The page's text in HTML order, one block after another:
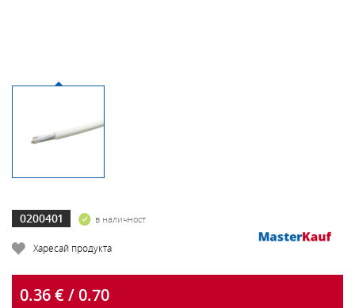
0200401 в наличност
Харесай продукта
0.36 € / 0.70